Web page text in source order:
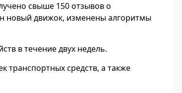
свыше 150 отзывов о
новый движок, изменены алгоритмы
в течение двух недель.
транспортных средств, а также